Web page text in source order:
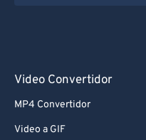
Video Convertidor
MP4 Convertidor
Video a GIF